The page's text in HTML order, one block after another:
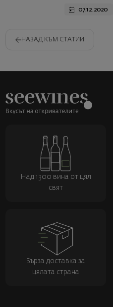
07.12.2020
НАЗАД КЪМ СТАТИИ
Над 1300 вина от цял
свят
Бърза доставка за
цялата страна